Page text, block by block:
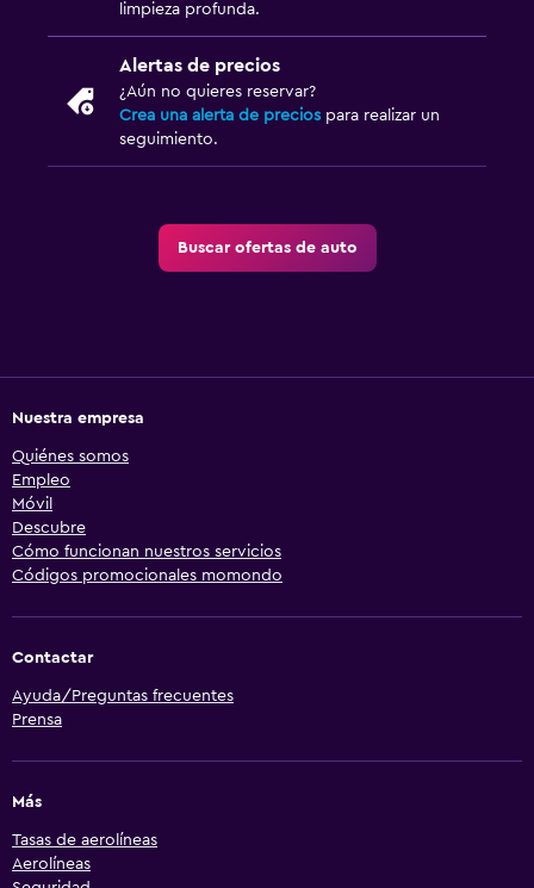
limpieza profunda.
Alertas de precios
¿Aún no quieres reservar?
Crea una alerta de precios para realizar un
seguimiento.
Buscar ofertas de auto
Nuestra empresa
Quiénes somos
Empleo
Móvil
Descubre
Cómo funcionan nuestros servicios
Códigos promocionales momondo
Contactar
Ayuda/Preguntas frecuentes
Prensa
Más
Tasas de aerolíneas
Aerolíneas